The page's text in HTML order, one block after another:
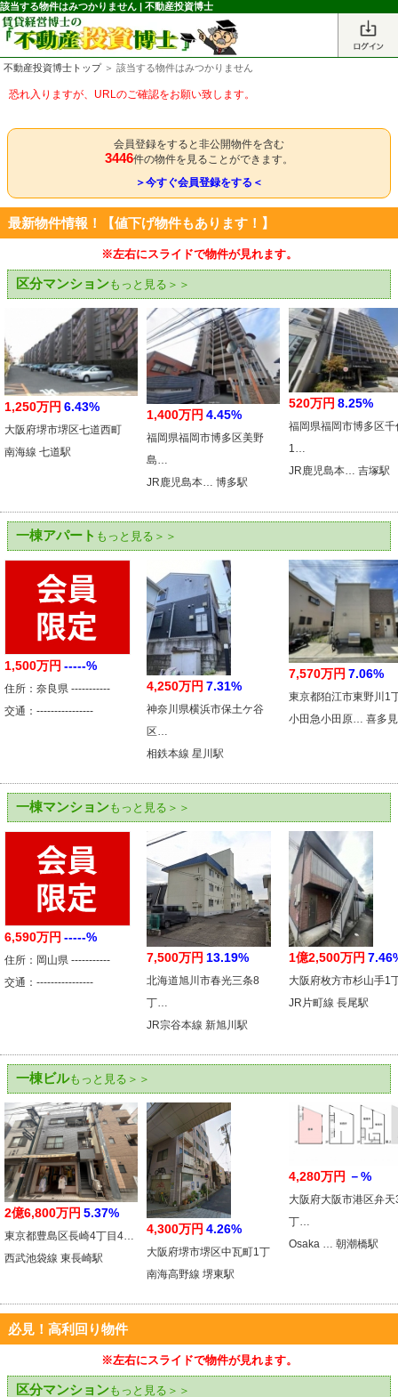
該当する物件はみつかりません | 不動産投資博士
不動産投資博士トップ＞ 該当する物件はみつかりません
恐れ入りますが、URLのご確認をお願い致します。
会員登録をすると非公開物件を含む
3446件の物件を見ることができます。
＞今すぐ会員登録をする＜
最新物件情報！【値下げ物件もあります！】
※左右にスライドで物件が見れます。
区分マンションもっと見る＞＞
1,250万円 6.43%
大阪府堺市堺区七道西町
南海線 七道駅
1,400万円 4.45%
福岡県福岡市博多区美野
島…
JR鹿児島本… 博多駅
520万円 8.25%
福岡県福岡市博多区千
1…
JR鹿児島本… 吉塚駅
一棟アパート もっと見る＞＞
1,500万円 -----%
住所：奈良県 -----------
交通：----------------
4,250万円 7.31%
神奈川県横浜市保土ケ谷
区…
相鉄本線 星川駅
7,570万円 7.06%
東京都狛江市東野川1
小田急小田原… 喜多
一棟マンションもっと見る＞＞
6,590万円 -----%
住所：岡山県 -----------
交通：----------------
7,500万円 13.19%
北海道旭川市春光三条8
丁…
JR宗谷本線 新旭川駅
1億2,500万円
大阪府枚方市杉山手1
JR片町線 長尾駅
一棟ビルもっと見る＞＞
2億6,800万円 5.37%
東京都豊島区長崎4丁目4…
西武池袋線 東長崎駅
4,300万円 4.26%
大阪府堺市堺区中瓦町1丁
南海高野線 堺東駅
4,280万円 －%
大阪府大阪市港区弁天
丁…
Osaka … 朝潮橋駅
必見！高利回り物件
※左右にスライドで物件が見れます。
区分マンションもっと見る＞＞